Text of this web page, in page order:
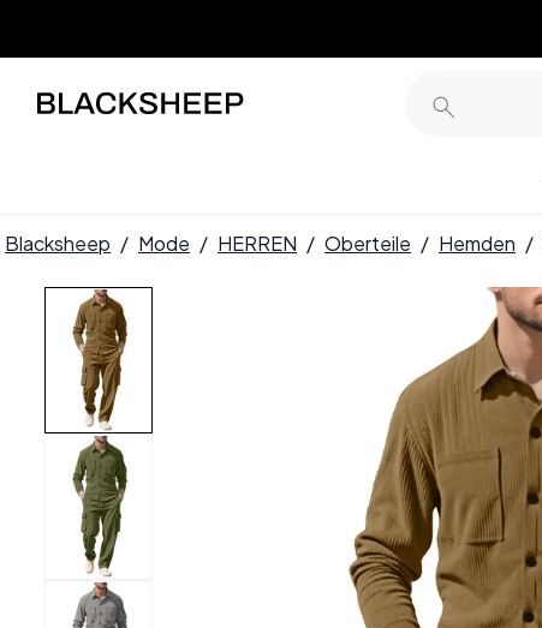
Blacksheep / Mode / HERREN / Oberteile / Hemden /